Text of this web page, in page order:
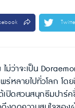
ว่าจะเป็น
ลายไปทั่วโลก โด
ปิดสวนสนุกธีมปาร์